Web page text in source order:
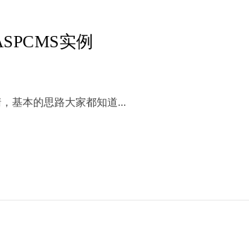
实例
基本的思路大家都知道…